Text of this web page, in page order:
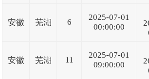
安徽 芜湖 6
2025-07-01
00:00:00
安徽 芜湖 11
2025-07-01
09:00:00